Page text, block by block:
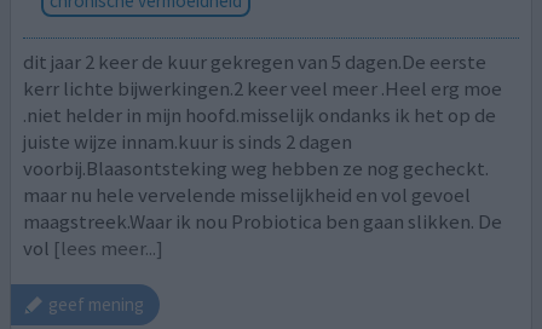
dit jaar 2 keer de kuur gekregen van 5 dagen.De eerste
kerr lichte bijwerkingen.2 keer veel meer .Heel erg moe
.niet helder in mijn hoofd.misselijk ondanks ik het op de
juiste wijze innam.kuur is sinds 2 dagen
voorbij.Blaasontsteking weg hebben ze nog gecheckt.
maar nu hele vervelende misselijkheid en vol gevoel
maagstreek.Waar ik nou Probiotica ben gaan slikken. De
vol [lees meer...]
geef mening